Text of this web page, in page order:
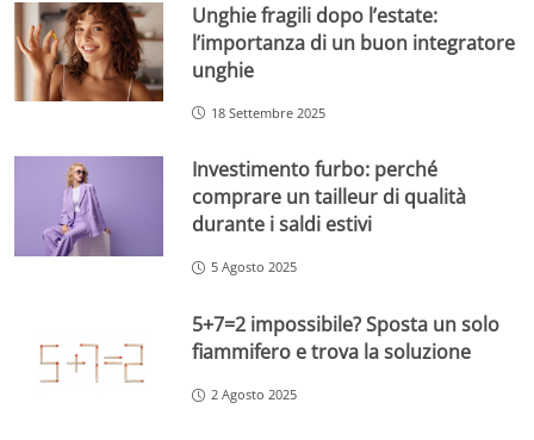
Unghie fragili dopo l’estate:
l’importanza di un buon integratore
unghie
18 Settembre 2025
Investimento furbo: perché
comprare un tailleur di qualità
durante i saldi estivi
5 Agosto 2025
5+7=2 impossibile? Sposta un solo
fiammifero e trova la soluzione
2 Agosto 2025